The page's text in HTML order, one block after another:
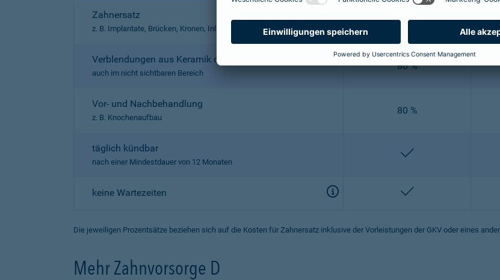
Zahnersatz
z. B. Implantate, Brücken, Kronen, Inlays, Prothesen
80 %
Verblendungen aus Keramik oder Kunststoff
auch im nicht sichtbaren Bereich
80 %
Vor- und Nachbehandlung
z. B. Knochenaufbau
80 %
täglich kündbar
nach einer Mindestdauer von 12 Monaten
enthalten
keine Wartezeiten enthalten
Die jeweiligen Prozentsätze beziehen sich auf die Kosten für Zahnersatz inklusive der Vorleistungen der GKV oder eines
Mehr Zahnvorsorge D